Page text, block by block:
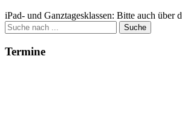
iPad- und Ganztagesklassen: Bitte auch über
Suche
nach:
Termine